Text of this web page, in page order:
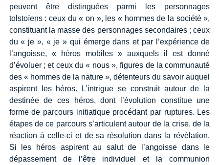
peuvent être distinguées parmi les personnages
tolstoïens : ceux du « on », les « hommes de la société »,
constituant la masse des personnages secondaires ; ceux
du « je », « je » qui émerge dans et par l’expérience de
l’angoisse, « héros mobiles » auxquels il est donné
d’évoluer ; et ceux du « nous », figures de la communauté
des « hommes de la nature », détenteurs du savoir auquel
aspirent les héros. L’intrigue se construit autour de la
destinée de ces héros, dont l’évolution constitue une
forme de parcours initiatique procédant par ruptures. Les
étapes de ce parcours s’articulent autour de la crise, de la
réaction à celle-ci et de sa résolution dans la révélation.
Si les héros aspirent au salut de l’angoisse dans le
dépassement de l’être individuel et la communion